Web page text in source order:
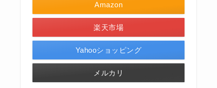
Amazon
楽天市場
Yahooショッピング
メルカリ